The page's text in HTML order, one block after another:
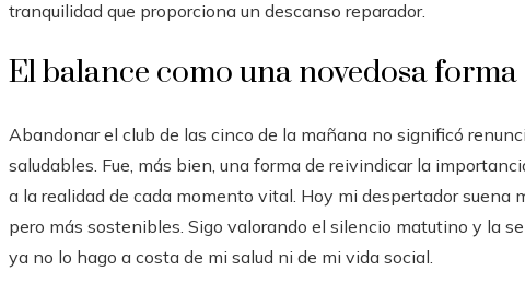
tranquilidad que proporciona un descanso reparador.
El balance como una novedosa
Abandonar el club de las cinco de la mañana no significó
saludables. Fue, más bien, una forma de reivindicar la
a la realidad de cada momento vital. Hoy mi despertador suena
pero más sostenibles. Sigo valorando el silencio matutino y la
ya no lo hago a costa de mi salud ni de mi vida social.